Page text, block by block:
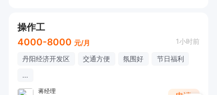
操作工
4000-8000 元/月 1小时前
丹阳经济开发区 交通方便 氛围好
节日福利
...
蒋经理